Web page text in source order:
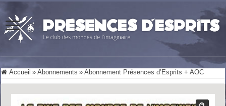
Accueil » Abonnements » Abonnement Présences d’Esprits + AOC